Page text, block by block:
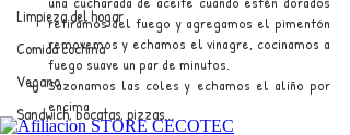
Limpieza del hogar
Comida cochina
Vegano
Sandwich, bocatas, pizzas...
retiramos del fuego y agregamos el pimentón
removemos y echamos el vinagre, cocinamos a
fuego suave un par de minutos.
Sazonamos las coles y echamos el aliño por
encima